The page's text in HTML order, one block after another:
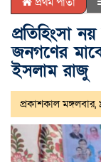
প্রতিহিংসা
জনগণের
ইসলাম রাজু
প্রকাশকাল